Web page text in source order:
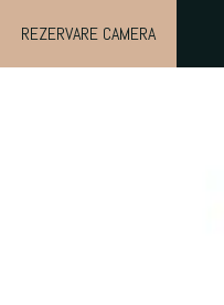
REZERVARE CAMERA